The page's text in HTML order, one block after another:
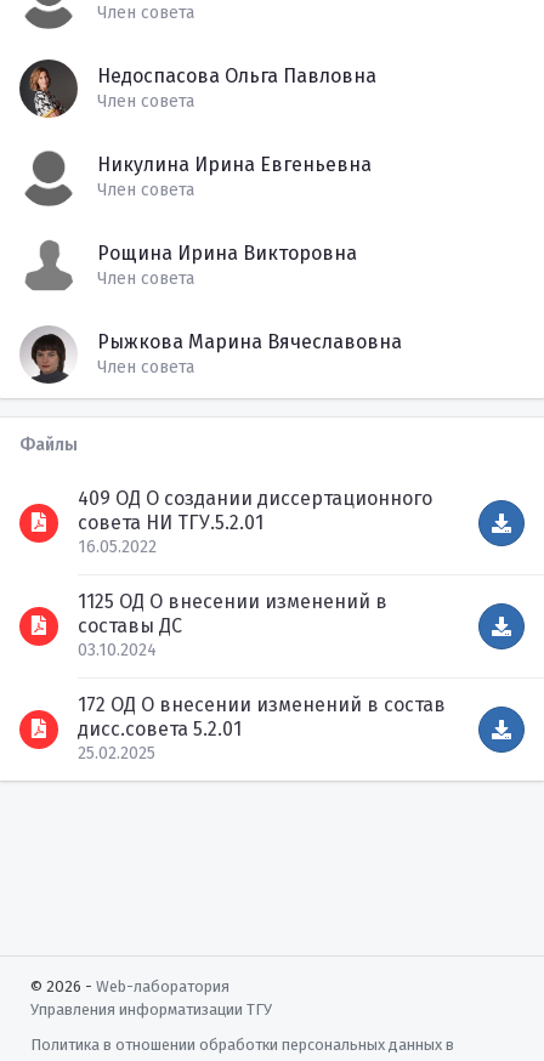
Член совета
Недоспасова Ольга Павловна
Член совета
Никулина Ирина Евгеньевна
Член совета
Рощина Ирина Викторовна
Член совета
Рыжкова Марина Вячеславовна
Член совета
Файлы
409 ОД О создании диссертационного
совета НИ ТГУ.5.2.01
16.05.2022
1125 ОД О внесении изменений в
составы ДС
03.10.2024
172 ОД О внесении изменений в состав
дисс.совета 5.2.01
25.02.2025
© 2026 - Web-лаборатория
Управления информатизации ТГУ
Политика в отношении обработки персональных данных в